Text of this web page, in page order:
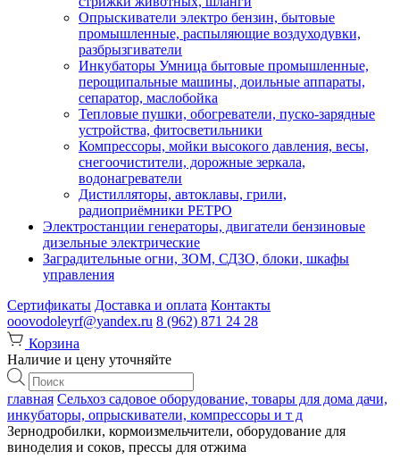
Опрыскиватели электро бензин, бытовые
промышленные, распыляющие воздуходувки,
разбрызгиватели
Инкубаторы Умница бытовые промышленные,
перощипальные машины, доильные аппараты,
сепаратор, маслобойка
Тепловые пушки, обогреватели, пуско-зарядные
устройства, фитосветильники
Компрессоры, мойки высокого давления, весы,
снегоочистители, дорожные зеркала,
водонагреватели
Дистилляторы, автоклавы, грили,
радиоприёмники РЕТРО
Электростанции генераторы, двигатели бензиновые
дизельные электрические
Заградительные огни, ЗОМ, СДЗО, блоки, шкафы
управления
Сертификаты Доставка и оплата Контакты
ooovodoleyrf@yandex.ru 8 (962) 871 24 28
Корзина
Наличие и цену уточняйте
Поиск
товаров
главная Сельхоз садовое оборудование, товары для дома дачи,
инкубаторы, опрыскиватели, компрессоры и т д
Зернодробилки, кормоизмельчители, оборудование для
виноделия и соков, прессы для отжима